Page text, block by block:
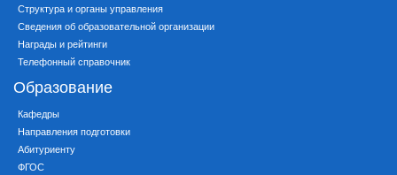
Структура и органы управления
Сведения об образовательной организации
Награды и рейтинги
Телефонный справочник
Образование
Кафедры
Направления подготовки
Абитуриенту
ФГОС